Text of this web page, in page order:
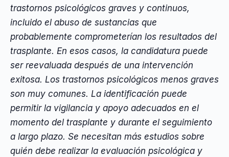
trastornos psicológicos graves y continuos,
incluido el abuso de sustancias que
probablemente comprometerían los resultados del
trasplante. En esos casos, la candidatura puede
ser reevaluada después de una intervención
exitosa. Los trastornos psicológicos menos graves
son muy comunes. La identificación puede
permitir la vigilancia y apoyo adecuados en el
momento del trasplante y durante el seguimiento
a largo plazo. Se necesitan más estudios sobre
quién debe realizar la evaluación psicológica y